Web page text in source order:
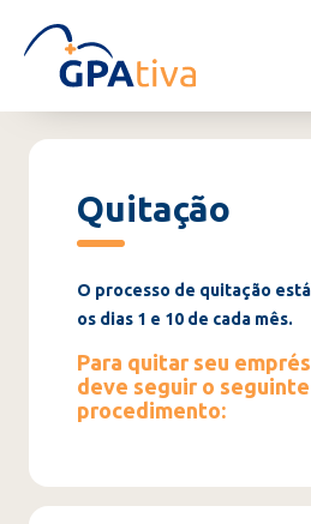
Quitação
O processo de quitação
os dias 1 e 10 de cada mês.
Para quitar seu
deve seguir o seguinte
procedimento: